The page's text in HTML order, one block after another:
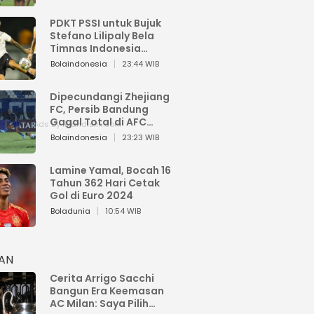
PDKT PSSI untuk Bujuk
Stefano Lilipaly Bela
Timnas Indonesia
Berakhir Berantakan
Bolaindonesia 23:44 WIB
Dipecundangi Zhejiang
FC, Persib Bandung
Gagal Total di AFC
Champions League Two
Bolaindonesia 23:23 WIB
Lamine Yamal, Bocah 16
Tahun 362 Hari Cetak
Gol di Euro 2024
Boladunia 10:54 WIB
Cerita Arrigo Sacchi
Bangun Era Keemasan
AC Milan: Saya Pilih